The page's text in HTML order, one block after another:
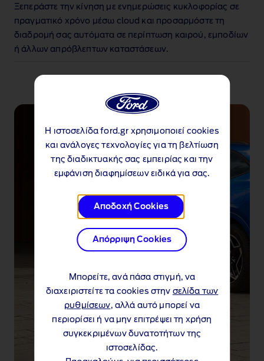
Η ιστοσελίδα ford.gr χρησιμοποιεί cookies
και ανάλογες τεχνολογίες για τη βελτίωση
της διαδικτυακής σας εμπειρίας και την
εμφάνιση διαφημίσεων ειδικά για σας.
Αποδοχή Cookies
Απόρριψη Cookies
Μπορείτε, ανά πάσα στιγμή, να
διαχειριστείτε τα cookies στην σελίδα των
ρυθμίσεων, αλλά αυτό μπορεί να
περιορίσει ή να μην επιτρέψει τη χρήση
συγκεκριμένων δυνατοτήτων της
ιστοσελίδας.
Ξεπεράστε την κίνηση με ενημερώσεις κυκλοφορίας σε
πραγματικό χρόνο μέσω cloud και προσαρμόστε τη
διαδρομή σας αυτόματα σε περίπτωση καιρού, εμποδίων
ή άλλων απρόβλεπτων καταστάσεων.